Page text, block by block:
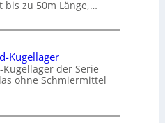
bis zu 50m Länge,…
Kugellager
der Serie
ohne Schmiermittel